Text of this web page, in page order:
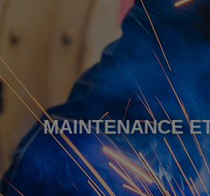
MAINTENANCE